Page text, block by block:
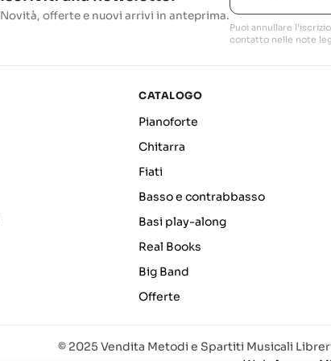
Novità, offerte e nuovi arrivi in anteprima.
Puoi annullare
contatto nelle note
CATALOGO
Pianoforte
Chitarra
Fiati
Basso e contrabbasso
Basi play-along
Real Books
Big Band
Offerte
© 2025 Vendita Metodi e Spartiti Musicali